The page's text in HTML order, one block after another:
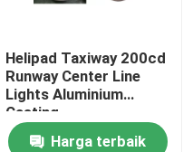
Helipad Taxiway 200cd
Runway Center Line
Lights Aluminium
Casting
Harga terbaik